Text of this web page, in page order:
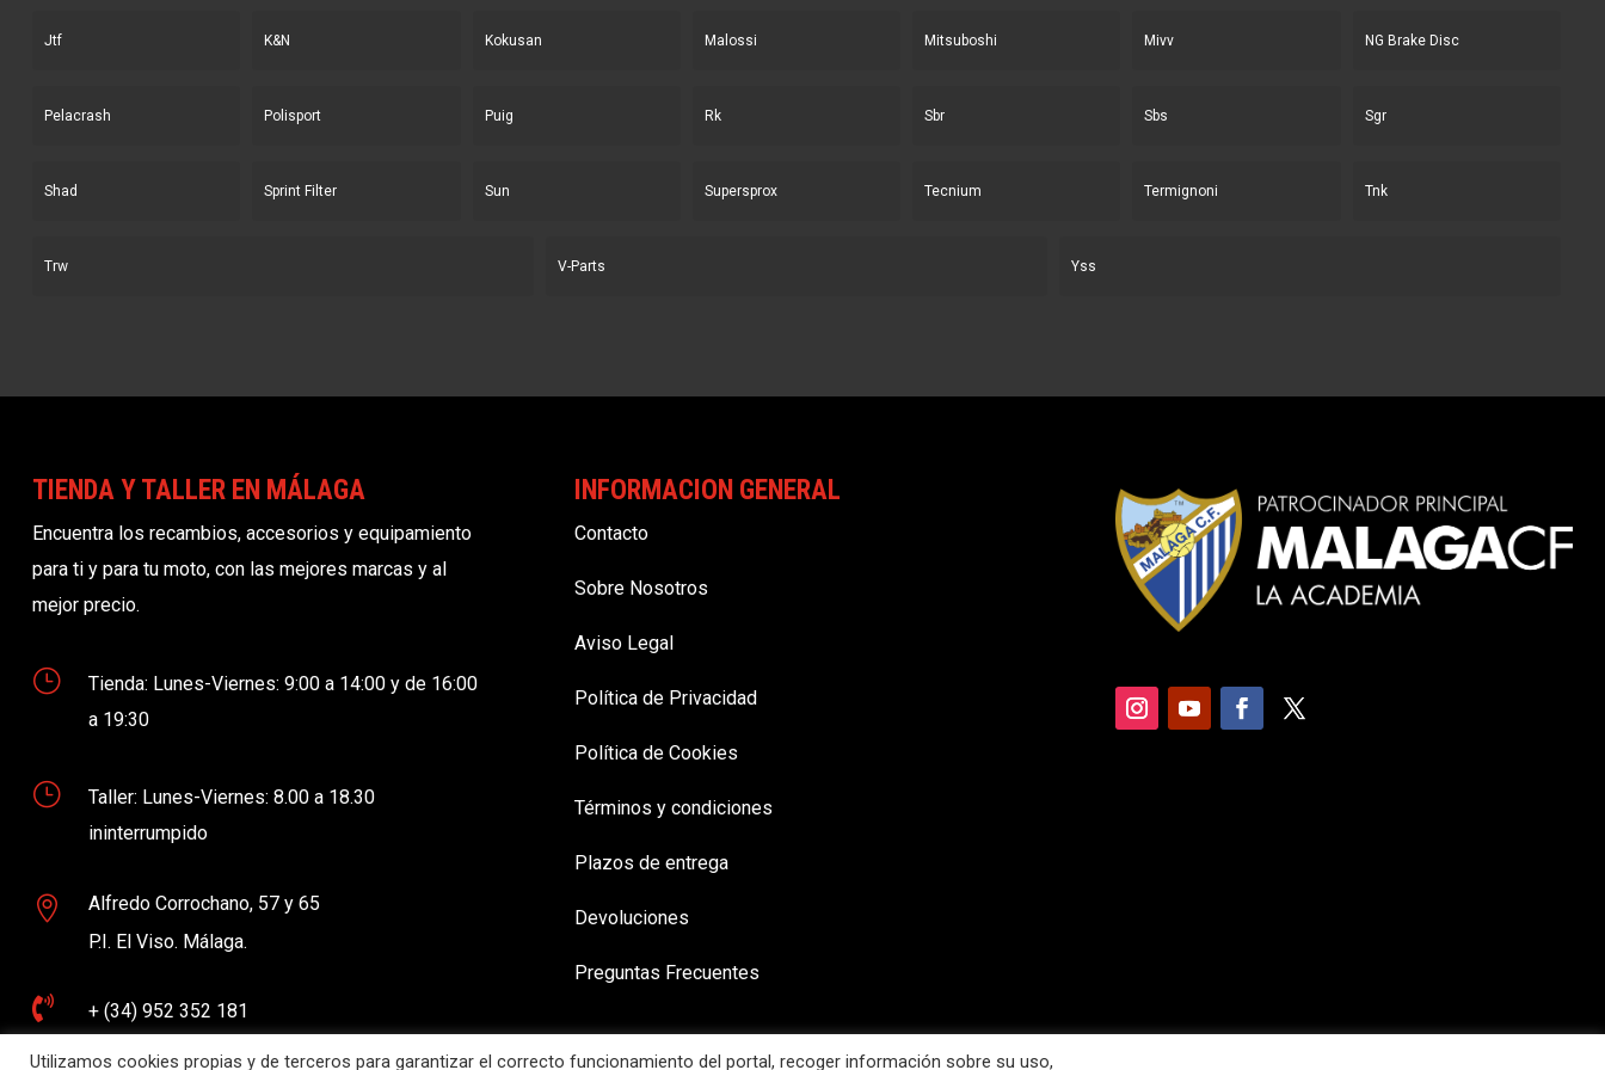
Jtf K&N Kokusan Malossi Mitsuboshi Mivv NG Brake Disc
Pelacrash Polisport Puig Rk Sbr Sbs Sgr
Shad Sprint Filter Sun Supersprox Tecnium Termignoni Tnk
Trw V-Parts Yss
TIENDA Y TALLER EN MÁLAGA
Encuentra los recambios, accesorios y equipamiento
para ti y para tu moto, con las mejores marcas y al
mejor precio.
}
Tienda: Lunes-Viernes: 9:00 a 14:00 y de 16:00
a 19:30
}
Taller: Lunes-Viernes: 8.00 a 18.30
ininterrumpido

Alfredo Corrochano, 57 y 65
P.I. El Viso. Málaga.
 + (34) 952 352 181
INFORMACION GENERAL
Contacto
Sobre Nosotros
Aviso Legal
Política de Privacidad
Política de Cookies
Términos y condiciones
Plazos de entrega
Devoluciones
Preguntas Frecuentes
Utilizamos cookies propias y de terceros para garantizar el correcto funcionamiento del portal, recoger información sobre su uso,